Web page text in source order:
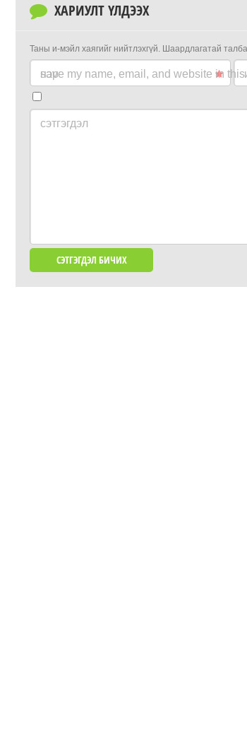
ХАРИУЛТ ҮЛДЭЭХ
Таны и-мэйл хаягийг нийтлэхгүй. Шаардлагатай
нэр
save my name, email, and website in
сэтгэгдэл